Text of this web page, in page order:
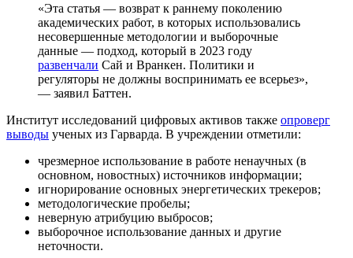
«Эта статья — возврат к раннему поколению
академических работ, в которых использовались
несовершенные методологии и выборочные
данные — подход, который в 2023 году
развенчали Сай и Вранкен. Политики и
регуляторы не должны воспринимать ее всерьез»,
— заявил Баттен.
Институт исследований цифровых активов также опроверг
выводы ученых из Гарварда. В учреждении отметили:
чрезмерное использование в работе ненаучных (в
основном, новостных) источников информации;
игнорирование основных энергетических трекеров;
методологические пробелы;
неверную атрибуцию выбросов;
выборочное использование данных и другие
неточности.